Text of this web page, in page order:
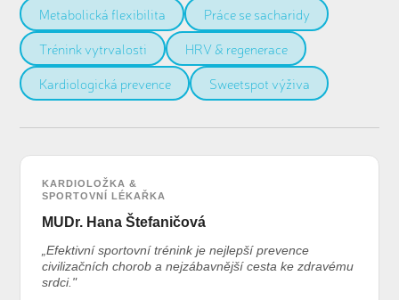
Metabolická flexibilita
Práce se sacharidy
Trénink vytrvalosti
HRV & regenerace
Kardiologická prevence
Sweetspot výživa
KARDIOLOŽKA &
SPORTOVNÍ LÉKAŘKA
MUDr. Hana Štefaničová
„Efektivní sportovní trénink je nejlepší prevence
civilizačních chorob a nejzábavnější cesta ke zdravému
srdci."